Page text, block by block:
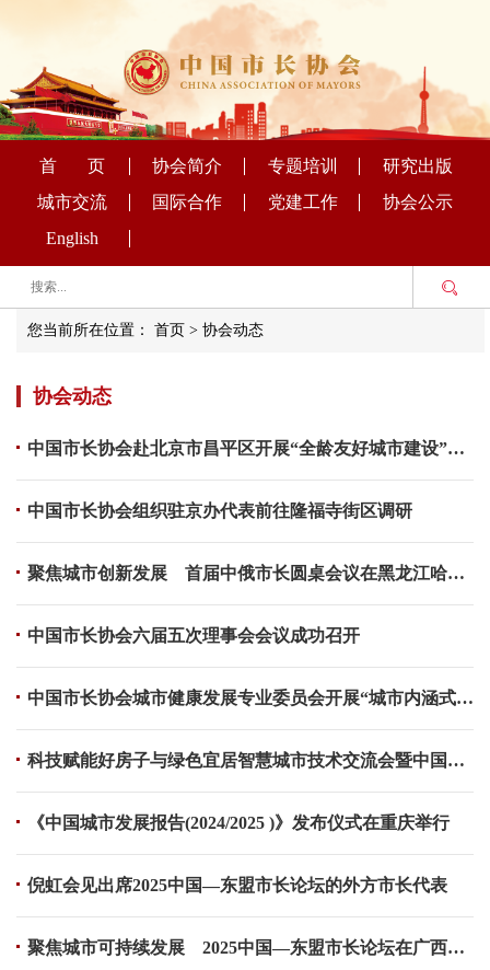
首 页 协会简介 专题培训
研究出版
城市交流
国际合作 党建工作
协会公示
English
您当前所在位置： 首页 > 协会动态
协会动态
中国市长协会赴北京市昌平区开展“全龄友好城市建设”专题调研
中国市长协会组织驻京办代表​前往隆福寺街区调研
聚焦城市创新发展 首届中俄市长圆桌会议在黑龙江哈尔滨举办
中国市长协会六届五次理事会会议成功召开
中国市长协会城市健康发展专业委员会开展“城市内涵式发展”调研活动
科技赋能好房子与绿色宜居智慧城市技术交流会暨中国—中亚建设科技与产业交流会在京召开
《中国城市发展报告(2024/2025 )》发布仪式在重庆举行
倪虹会见出席2025中国—东盟市长论坛的外方市长代表
聚焦城市可持续发展 2025中国—东盟市长论坛在广西桂林举办